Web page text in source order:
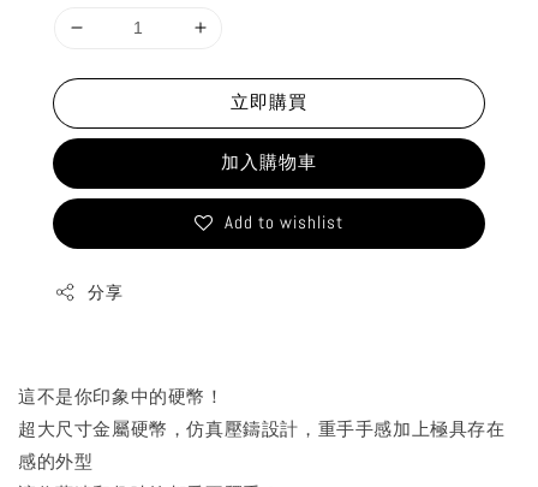
立即購買
加入購物車
Add to wishlist
分享
這不是你印象中的硬幣！
超大尺寸金屬硬幣，仿真壓鑄設計，重手手感加上極具存在
感的外型